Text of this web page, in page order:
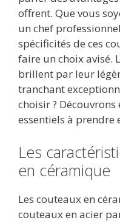
offrent. Que vous
un chef
spécificités de ces
faire un choix avisé.
brillent par leur
tranchant
choisir ?
essentiels à prendre
Les
en céramique
Les couteaux en
couteaux en acier